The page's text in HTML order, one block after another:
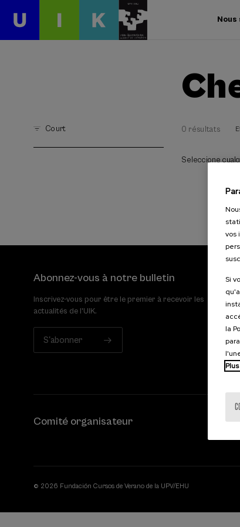
Nous
Court 0 résultats
Seleccione
Abonnez-vous à notre bulletin
Inscrivez-vous pour être le premier à recevoir les
actualités de l'UIK.
S'abonner
Comité organisateur
© 2026 Fundación Cursos de Verano de la UPV/EHU
vos
Si
la